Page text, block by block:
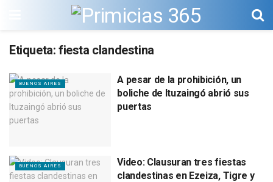
Etiqueta: fiesta clandestina
BUENOS AIRES
A pesar de la prohibición, un
boliche de Ituzaingó abrió sus
puertas
BUENOS AIRES
Video: Clausuran tres fiestas
clandestinas en Ezeiza, Tigre y